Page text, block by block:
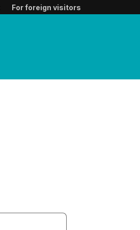
For foreign visitors